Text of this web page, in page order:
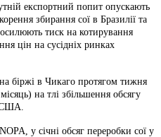
експортний попит опускають
збирання сої в Бразилії та
тиск на котирування
цін на сусідніх ринках
біржі в Чикаго протягом тижня
на тлі збільшення обсягу
США.
у січні обсяг переробки сої у